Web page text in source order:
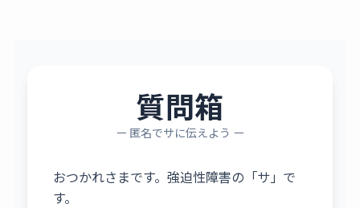
質問箱
ー 匿名でサに伝えよう ー
おつかれさまです。強迫性障害の「サ」で
す。